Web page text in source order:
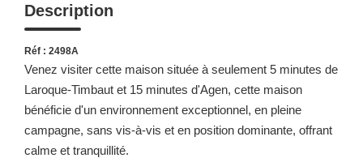
Description
Réf : 2498A
Venez visiter cette maison située à seulement 5 minutes de
Laroque-Timbaut et 15 minutes d'Agen, cette maison
bénéficie d'un environnement exceptionnel, en pleine
campagne, sans vis-à-vis et en position dominante, offrant
calme et tranquillité.